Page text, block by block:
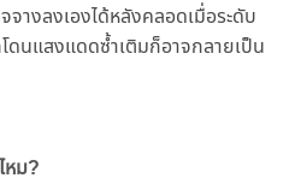
างลงเองได้หลังคลอดเมื่อระดับ
ดนแสงแดดซ้ำเติมก็อาจกลายเป็น
หม?